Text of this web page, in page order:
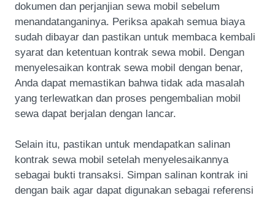
dokumen dan perjanjian sewa mobil sebelum
menandatanganinya. Periksa apakah semua biaya
sudah dibayar dan pastikan untuk membaca kembali
syarat dan ketentuan kontrak sewa mobil. Dengan
menyelesaikan kontrak sewa mobil dengan benar,
Anda dapat memastikan bahwa tidak ada masalah
yang terlewatkan dan proses pengembalian mobil
sewa dapat berjalan dengan lancar.
Selain itu, pastikan untuk mendapatkan salinan
kontrak sewa mobil setelah menyelesaikannya
sebagai bukti transaksi. Simpan salinan kontrak ini
dengan baik agar dapat digunakan sebagai referensi